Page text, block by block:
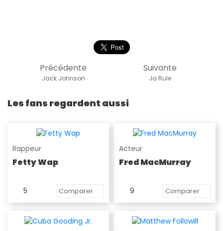
Suivante
Ja Rule
Précédente
Jack Johnson
Les fans regardent aussi
Rappeur
Fetty Wap
5 Comparer
Acteur
Fred MacMurray
9 Comparer